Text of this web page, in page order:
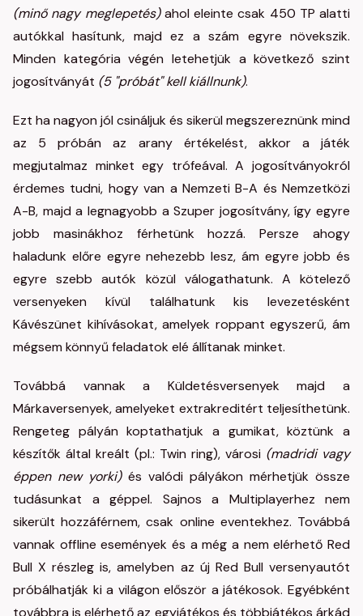
(minő nagy meglepetés)ahol eleinte csak 450 TP alatti
autókkal hasítunk, majd ez a szám egyre növekszik.
Minden kategória végén letehetjük a következő szint
jogosítványát (5 "próbát" kell kiállnunk).
Ezt ha nagyon jól csináljuk és sikerül megszereznünk mind
az 5 próbán az arany értékelést, akkor a játék
megjutalmaz minket egy trófeával. A jogosítványokról
érdemes tudni, hogy van a Nemzeti B-A és Nemzetközi
A-B, majd a legnagyobb a Szuper jogosítvány, így egyre
jobb masinákhoz férhetünk hozzá. Persze ahogy
haladunk előre egyre nehezebb lesz, ám egyre jobb és
egyre szebb autók közül válogathatunk. A kötelező
versenyeken kívül találhatunk kis levezetésként
Kávészünet kihívásokat, amelyek roppant egyszerű, ám
mégsem könnyű feladatok elé állítanak minket.
Továbbá vannak a Küldetésversenyek majd a
Márkaversenyek, amelyeket extrakreditért teljesíthetünk.
Rengeteg pályán koptathatjuk a gumikat, köztünk a
készítők által kreált (pl.: Twin ring), városi (madridi vagy
éppen new yorki)és valódi pályákon mérhetjük össze
tudásunkat a géppel. Sajnos a Multiplayerhez nem
sikerült hozzáférnem, csak online eventekhez. Továbbá
vannak offline események és a még a nem elérhető Red
Bull X részleg is, amelyben az új Red Bull versenyautót
próbálhatják ki a világon először a játékosok. Egyébként
továbbra is elérhető az egyjátékos és többjátékos árkád